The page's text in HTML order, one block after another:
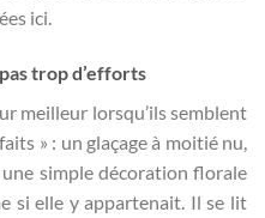
ici.
trop d’efforts
meilleur lorsqu’ils semblent
» : un glaçage à moitié nu,
simple décoration florale
si elle y appartenait. Il se lit